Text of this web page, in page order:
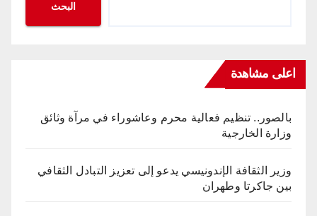
البحث
اعلى مشاهدة
بالصور.. تنظيم فعالية محرم وعاشوراء في مرآة وثائق
وزارة الخارجية
وزير الثقافة الإندونيسي يدعو إلى تعزيز التبادل الثقافي
بين جاكرتا وطهران